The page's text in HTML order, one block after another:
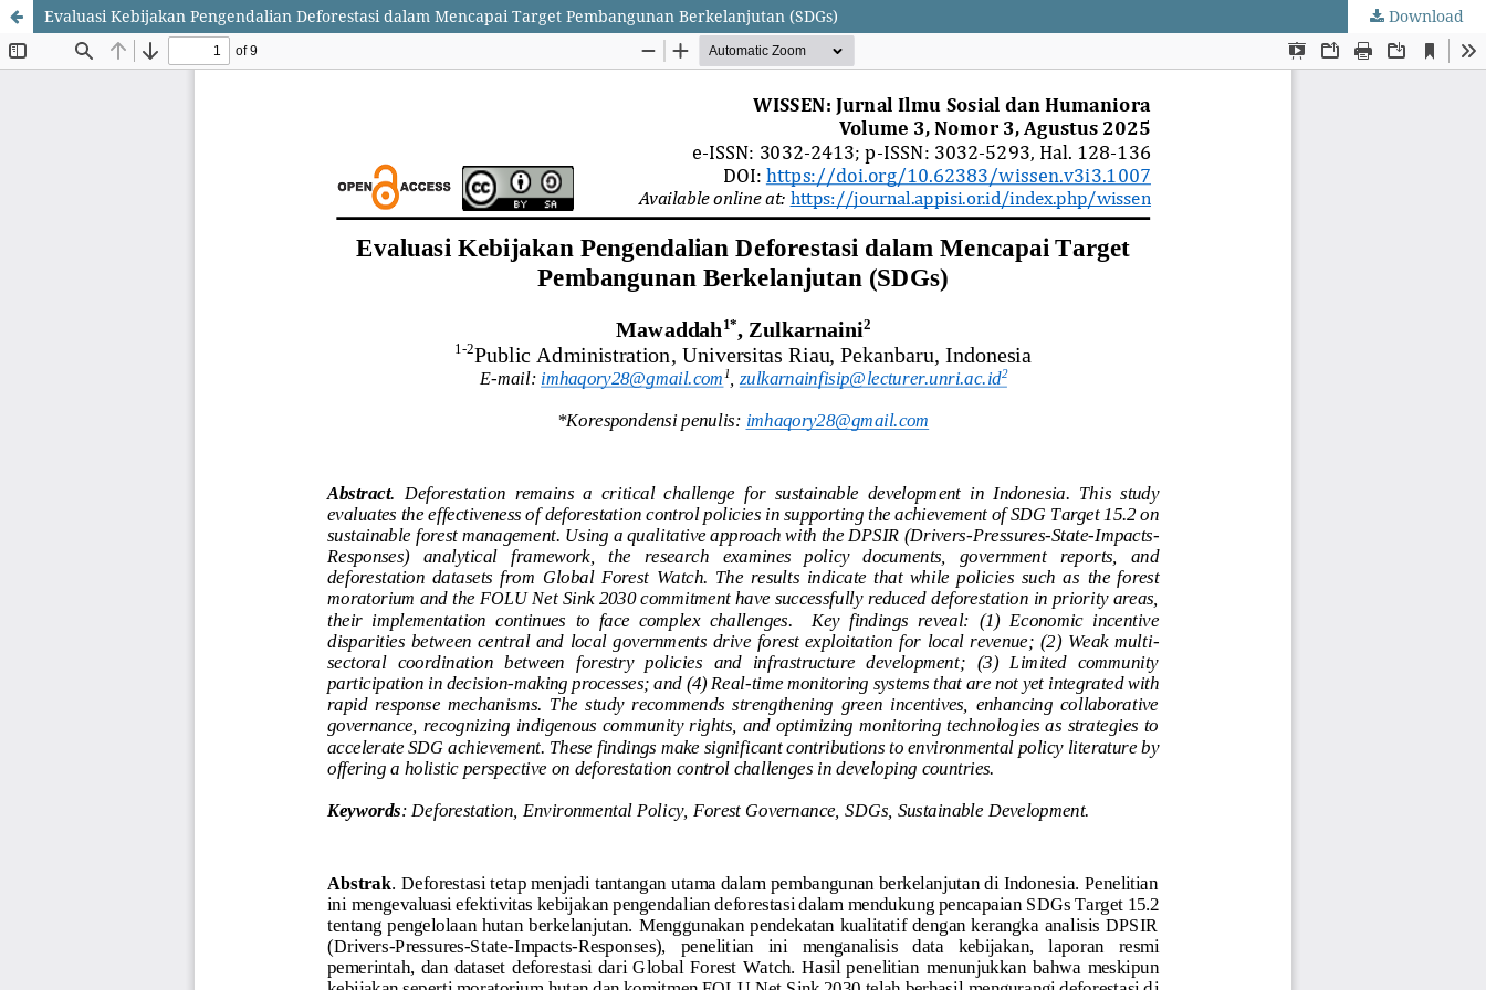
Evaluasi Kebijakan Pengendalian Deforestasi dalam Mencapai Target Pembangunan Berkelanjutan (SDGs) Download